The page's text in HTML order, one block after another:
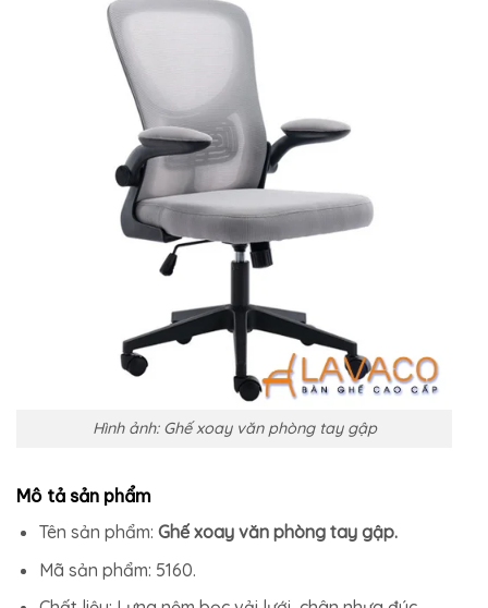
Hình ảnh: Ghế xoay văn phòng tay gập
Mô tả sản phẩm
Tên sản phẩm: Ghế xoay văn phòng tay gập.
Mã sản phẩm: 5160.